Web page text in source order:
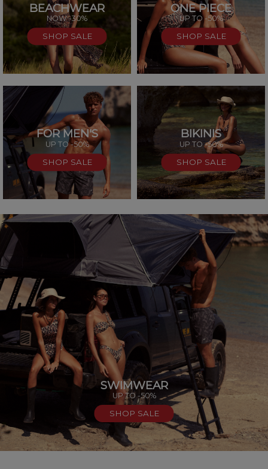
BEACHWEAR
NOW -30%
SHOP SALE
ONE PIECE
UP TO -50%
SHOP SALE
FOR MEN'S
UP TO -50%
SHOP SALE
BIKINIS
UP TO -50%
SHOP SALE
SWIMWEAR
UP TO -50%
SHOP SALE